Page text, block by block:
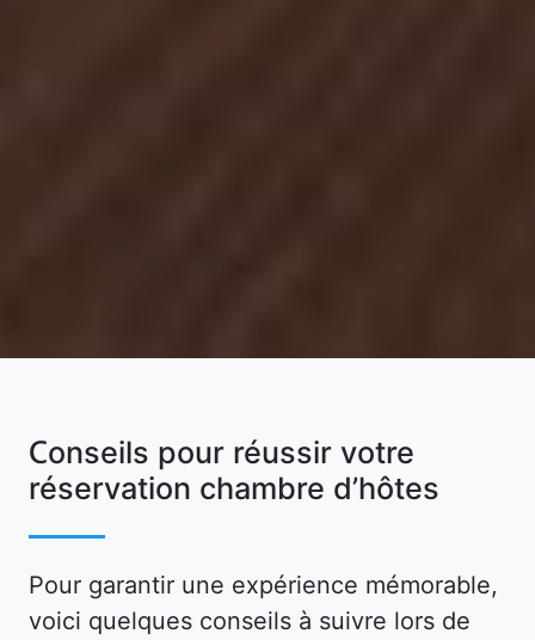
Conseils pour réussir votre
réservation chambre d’hôtes
Pour garantir une expérience mémorable,
voici quelques conseils à suivre lors de